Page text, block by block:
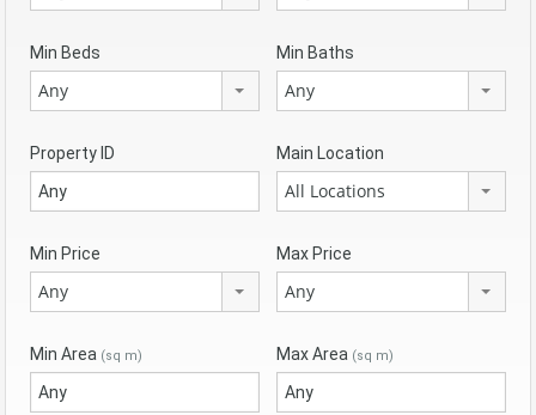
Min Beds
Any
Min Baths
Any
Property ID Main Location
All Locations
Min Price
Any
Max Price
Any
Min Area (sq m) Max Area (sq m)